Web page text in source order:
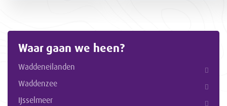
Waar gaan we heen?
Waddeneilanden
Waddenzee
IJsselmeer